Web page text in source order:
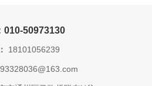
010-50973130
18101056239